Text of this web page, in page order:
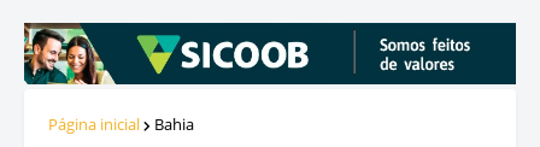
Página inicial Bahia